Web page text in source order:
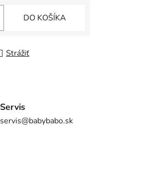
DO KOŠÍKA
Strážiť
Servis
servis@babybabo.sk